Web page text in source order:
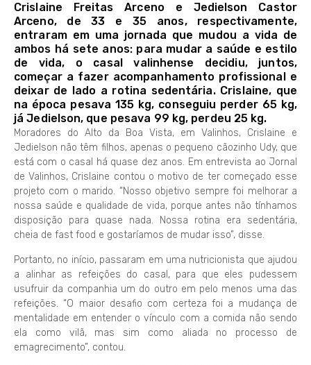
Crislaine Freitas Arceno e Jedielson Castor
Arceno, de 33 e 35 anos, respectivamente,
entraram em uma jornada que mudou a vida de
ambos há sete anos: para mudar a saúde e estilo
de vida, o casal valinhense decidiu, juntos,
começar a fazer acompanhamento profissional e
deixar de lado a rotina sedentária. Crislaine, que
na época pesava 135 kg, conseguiu perder 65 kg,
já Jedielson, que pesava 99 kg, perdeu 25 kg.
Moradores do Alto da Boa Vista, em Valinhos, Crislaine e
Jedielson não têm filhos, apenas o pequeno cãozinho Udy, que
está com o casal há quase dez anos. Em entrevista ao Jornal
de Valinhos, Crislaine contou o motivo de ter começado esse
projeto com o marido. “Nosso objetivo sempre foi melhorar a
nossa saúde e qualidade de vida, porque antes não tínhamos
disposição para quase nada. Nossa rotina era sedentária,
cheia de fast food e gostaríamos de mudar isso”, disse.
Portanto, no início, passaram em uma nutricionista que ajudou
a alinhar as refeições do casal, para que eles pudessem
usufruir da companhia um do outro em pelo menos uma das
refeições. “O maior desafio com certeza foi a mudança de
mentalidade em entender o vínculo com a comida não sendo
ela como vilã, mas sim como aliada no processo de
emagrecimento”, contou.